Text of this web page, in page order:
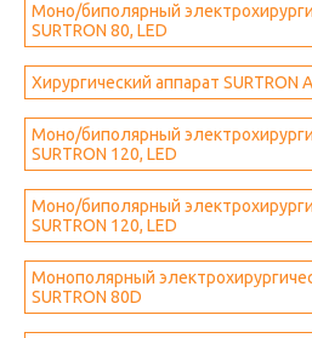
Моно/биполярный
SURTRON 80, LED
Хирургический аппарат SURTRON
Моно/биполярный
SURTRON 120, LED
Моно/биполярный
SURTRON 120, LED
Монополярный
SURTRON 80D